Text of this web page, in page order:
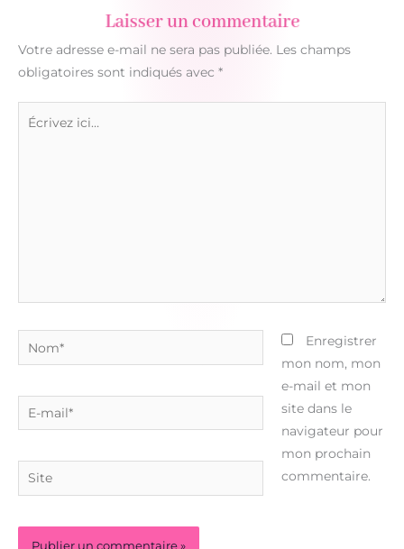
Laisser un commentaire
Votre adresse e-mail ne sera pas publiée. Les champs
obligatoires sont indiqués avec *
Écrivez
Nom*
E-
mail*
Site
Enregistrer
mon nom, mon
e-mail et mon
site dans le
navigateur pour
mon prochain
commentaire.